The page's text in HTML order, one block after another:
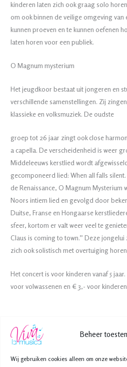
Beheer
Wij gebruiken cookies alleen om onze
kinderen laten zich ook graag solo
om ook binnen de veilige omgeving van
kunnen proeven en te kunnen oefenen
laten horen voor een publiek.
O Magnum mysterium
Het jeugdkoor bestaat uit jongeren en
verschillende samenstellingen. Zij
klassieke en volksmuziek. De oudste
groep tot 26 jaar zingt ook close
a capella. De verscheidenheid is weer
Middeleeuws kerstlied wordt
gecomponeerd lied: When all falls
de Renaissance, O Magnum
Noors intiem lied en gevolgd door
Duitse, Franse en Hongaarse
sfeer, kortom er valt weer veel te
Claus is coming to town.” Deze jongelui
zich ook solistisch met overtuiging
Het concert is voor kinderen vanaf 5
voor volwassenen en € 3,- voor